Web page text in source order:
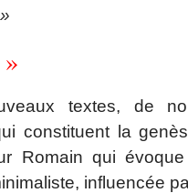
textes, de
constituent la
Romain qui
influencée